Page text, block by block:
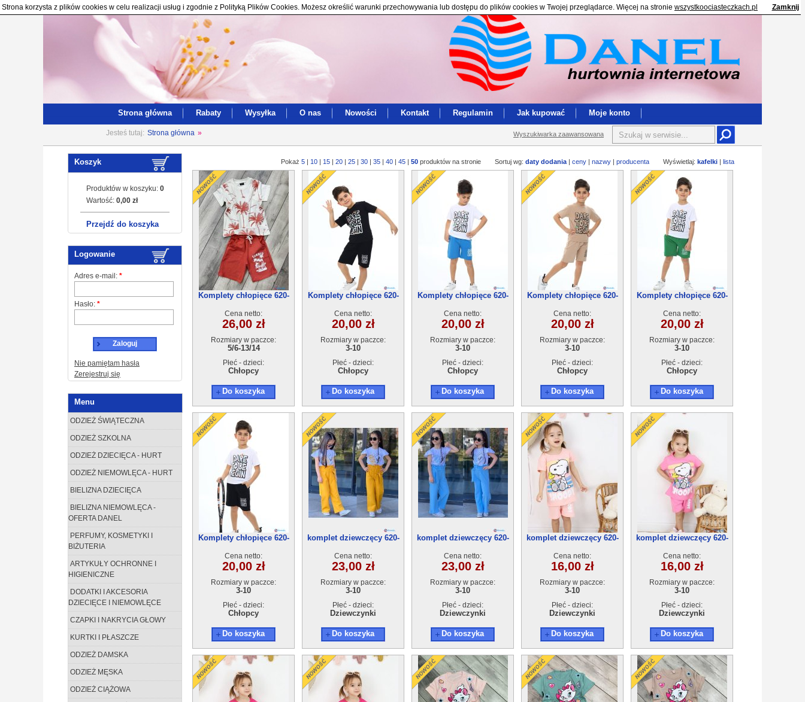
Strona korzysta z plików cookies w celu realizacji usług i zgodnie z Polityką Plików Cookies. Możesz określić warunki przechowywania lub dostępu do plików cookies w Twojej przeglądarce. Więcej na stronie wszystkoociasteczkach.pl Zamknij
Wyszukiwarka zaawansowana
Strona główna Rabaty Wysyłka O nas Nowości Kontakt Regulamin Jak kupować Moje konto
Jesteś tutaj: Strona główna »
Koszyk
Produktów w koszyku: 0
Wartość: 0,00 zł
Przejdź do koszyka
Logowanie
Adres e-mail: *
Hasło: *
Zaloguj
Nie pamiętam hasła
Zerejestruj się
Menu
ODZIEŻ ŚWIĄTECZNA
ODZIEŻ SZKOLNA
ODZIEŻ DZIECIĘCA - HURT
ODZIEŻ NIEMOWLĘCA - HURT
BIELIZNA DZIECIĘCA
BIELIZNA NIEMOWLĘCA -
OFERTA DANEL
PERFUMY, KOSMETYKI I
BIŻUTERIA
ARTYKUŁY OCHRONNE I
HIGIENICZNE
DODATKI I AKCESORIA
DZIECIĘCE I NIEMOWLĘCE
CZAPKI I NAKRYCIA GŁOWY
KURTKI I PŁASZCZE
ODZIEŻ DAMSKA
ODZIEŻ MĘSKA
ODZIEŻ CIĄŻOWA
Pokaż 5 | 10 | 15 | 20 | 25 | 30 | 35 | 40 | 45 | 50 produktów na stronie Sortuj wg: daty dodania | ceny | nazwy | producenta Wyświetlaj: kafelki | lista
Komplety chłopięce 620-
Cena netto:
26,00 zł
Rozmiary w paczce:
5/6-13/14
Płeć - dzieci:
Chłopcy
Do koszyka
Komplety chłopięce 620-
Cena netto:
20,00 zł
Rozmiary w paczce:
3-10
Płeć - dzieci:
Chłopcy
Do koszyka
Komplety chłopięce 620-
Cena netto:
20,00 zł
Rozmiary w paczce:
3-10
Płeć - dzieci:
Chłopcy
Do koszyka
Komplety chłopięce 620-
Cena netto:
20,00 zł
Rozmiary w paczce:
3-10
Płeć - dzieci:
Chłopcy
Do koszyka
Komplety chłopięce 620-
Cena netto:
20,00 zł
Rozmiary w paczce:
3-10
Płeć - dzieci:
Chłopcy
Do koszyka
Komplety chłopięce 620-
Cena netto:
20,00 zł
Rozmiary w paczce:
3-10
Płeć - dzieci:
Chłopcy
Do koszyka
komplet dziewczęcy 620-
Cena netto:
23,00 zł
Rozmiary w paczce:
3-10
Płeć - dzieci:
Dziewczynki
Do koszyka
komplet dziewczęcy 620-
Cena netto:
23,00 zł
Rozmiary w paczce:
3-10
Płeć - dzieci:
Dziewczynki
Do koszyka
komplet dziewczęcy 620-
Cena netto:
16,00 zł
Rozmiary w paczce:
3-10
Płeć - dzieci:
Dziewczynki
Do koszyka
komplet dziewczęcy 620-
Cena netto:
16,00 zł
Rozmiary w paczce:
3-10
Płeć - dzieci:
Dziewczynki
Do koszyka